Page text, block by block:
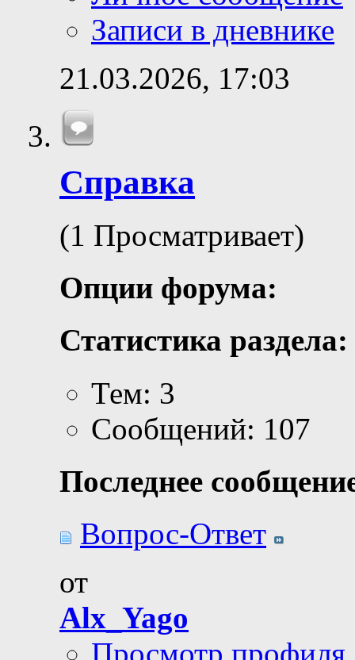
Записи в дневнике
21.03.2026, 17:03
Справка
(1 Просматривает)
Опции форума:
Статистика раздела:
Тем: 3
Сообщений: 107
Последнее
Вопрос-Ответ
от
Alx_Yago